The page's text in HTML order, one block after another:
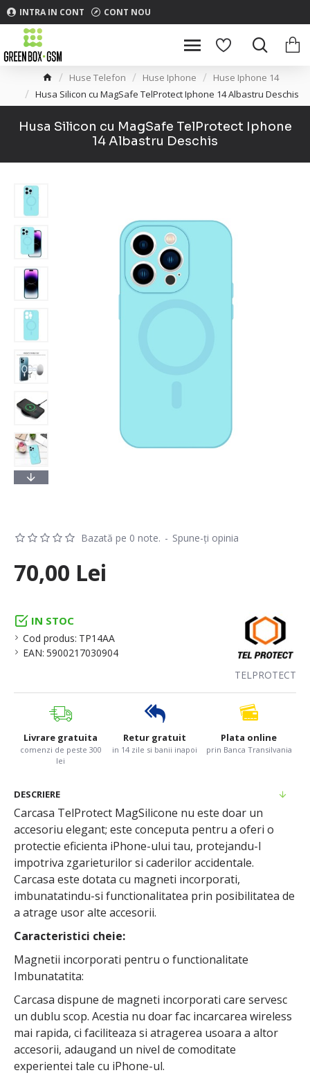
INTRA IN CONT CONT NOU
Huse Telefon Huse Iphone
Huse Iphone 14
Husa Silicon cu MagSafe TelProtect Iphone 14 Albastru Deschis
Husa Silicon cu MagSafe TelProtect Iphone
14 Albastru Deschis
IN STOC
Cod produs: TP14AA
EAN: 5900217030904
TELPROTECT
Bazată pe 0 note. - Spune-ţi opinia
70,00 Lei
Livrare gratuita
comenzi de peste 300
lei
Retur gratuit
in 14 zile si banii inapoi
Plata online
prin Banca Transilvania
DESCRIERE
Carcasa TelProtect MagSilicone nu este doar un
accesoriu elegant; este conceputa pentru a oferi o
protectie eficienta iPhone-ului tau, protejandu-l
impotriva zgarieturilor si caderilor accidentale.
Carcasa este dotata cu magneti incorporati,
imbunatatindu-si functionalitatea prin posibilitatea de
a atrage usor alte accesorii.
Caracteristici cheie:
Magnetii incorporati pentru o functionalitate
Imbunatatita:
Carcasa dispune de magneti incorporati care servesc
un dublu scop. Acestia nu doar fac incarcarea wireless
mai rapida, ci faciliteaza si atragerea usoara a altor
accesorii, adaugand un nivel de comoditate
experientei tale cu iPhone-ul.